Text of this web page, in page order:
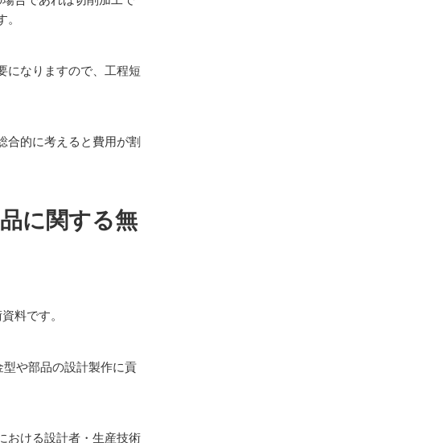
になりますので、工程短
合的に考えると費用が割
に関する無
料です。
や部品の設計製作に貢
おける設計者・生産技術